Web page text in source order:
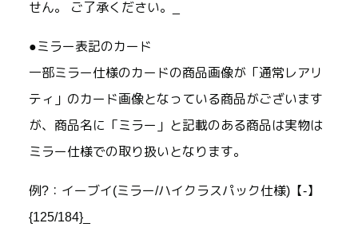
せん。 ご了承ください。_
●ミラー表記のカード
一部ミラー仕様のカードの商品画像が「通常レアリ
ティ」のカード画像となっている商品がございます
が、商品名に「ミラー」と記載のある商品は実物は
ミラー仕様での取り扱いとなります。
例?：イーブイ(ミラー/ハイクラスパック仕様)【-】
{125/184}_